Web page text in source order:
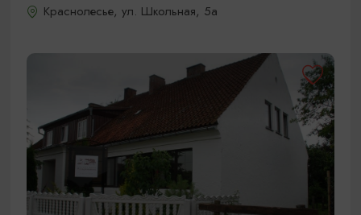
Краснолесье, ул. Школьная, 5а